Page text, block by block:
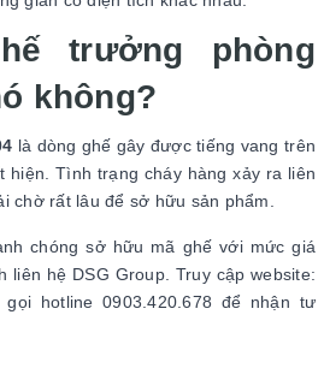
trưởng phòng
không?
là dòng ghế gây được tiếng vang trên
hiện. Tình trạng cháy hàng xảy ra liên
chờ rất lâu để sở hữu sản phẩm.
chóng sở hữu mã ghế với mức giá
liên hệ DSG Group. Truy cập website:
gọi hotline 0903.420.678 để nhận tư